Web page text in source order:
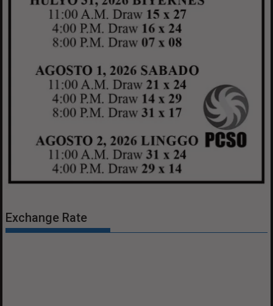
Exchange Rate